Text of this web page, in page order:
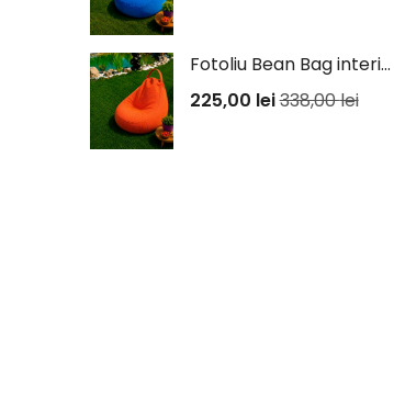
Fotoliu Bean Bag interior/exterior - Portocaliu
225,00 lei338,00lei